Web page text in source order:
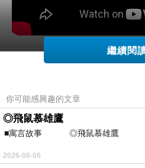
上一篇：台灣景點：背景音樂-雨
下一篇：《好歌推薦》史卡博羅市集(中英
繼續閱
你可能感興趣的文章
◎飛鼠慕雄鷹
■寓言故事 ◎飛鼠慕雄鷹
⊕潘文良
林的底層，住著一隻小飛鼠
2026-08-05